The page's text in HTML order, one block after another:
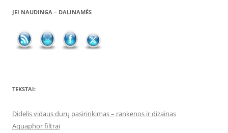
JEI NAUDINGA – DALINAMĖS
TEKSTAI:
Didelis vidaus durų pasirinkimas – rankenos ir dizainas
Aquaphor filtrai